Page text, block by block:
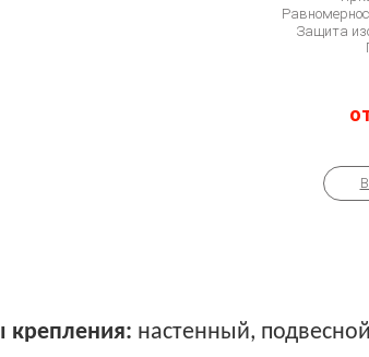
Защита
крепления: настенный,